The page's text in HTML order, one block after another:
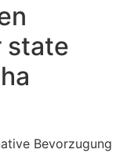
state
Bevorzugung